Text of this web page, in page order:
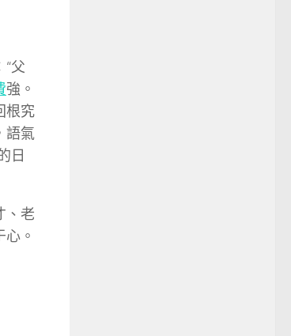
“父
強。
根究
語氣
日
、老
。